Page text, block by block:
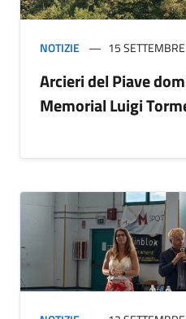
NOTIZIE 15
Arcieri del Piave
Memorial Luigi